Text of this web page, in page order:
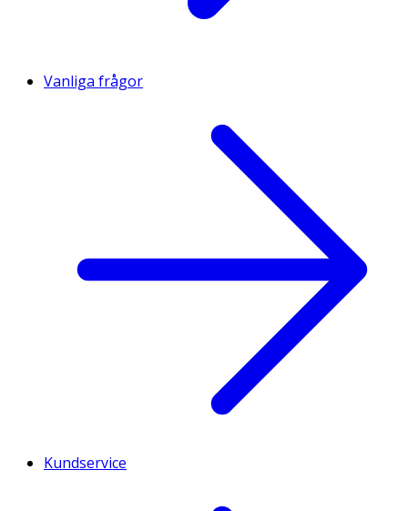
Vanliga frågor
Kundservice